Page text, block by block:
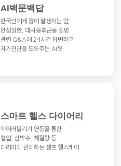
AI백문백답
한국인에게 많이 발생하는 암,
만성질환, 대사증후군등 질병
관련 Q&A에24시간 답변하고
자가진단을 도와주는 AI봇
스마트 헬스 다이어리
웨어러블기기 연동을 통한
혈압, 심박수, 체질량 등
미리미리 관리하는 셀프 헬스케어